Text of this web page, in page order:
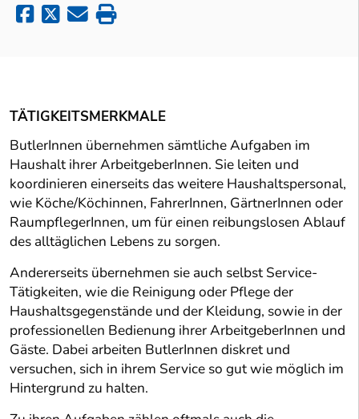
TÄTIGKEITSMERKMALE
ButlerInnen übernehmen sämtliche Aufgaben im
Haushalt ihrer ArbeitgeberInnen. Sie leiten und
koordinieren einerseits das weitere Haushaltspersonal,
wie Köche/Köchinnen, FahrerInnen, GärtnerInnen oder
RaumpflegerInnen, um für einen reibungslosen Ablauf
des alltäglichen Lebens zu sorgen.
Andererseits übernehmen sie auch selbst Service-
Tätigkeiten, wie die Reinigung oder Pflege der
Haushaltsgegenstände und der Kleidung, sowie in der
professionellen Bedienung ihrer ArbeitgeberInnen und
Gäste. Dabei arbeiten ButlerInnen diskret und
versuchen, sich in ihrem Service so gut wie möglich im
Hintergrund zu halten.